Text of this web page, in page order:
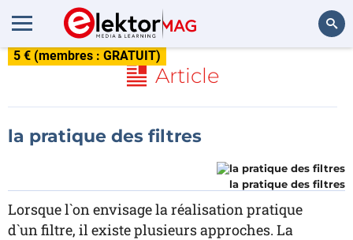
5 € (membres : GRATUIT)
Article
la pratique des filtres
la pratique des filtres
Lorsque l`on envisage la réalisation pratique
d`un filtre, il existe plusieurs approches. La